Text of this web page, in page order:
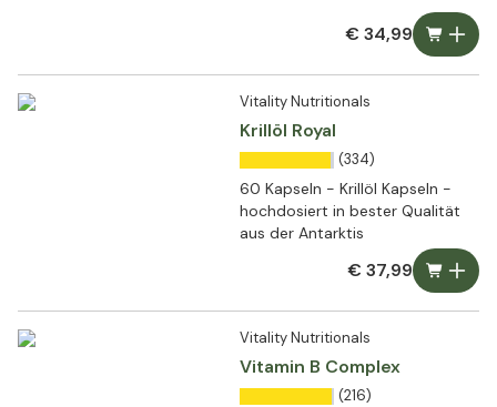
€ 34,99
Vitality Nutritionals
Krillöl Royal
(334)
60 Kapseln - Krillöl Kapseln -
hochdosiert in bester Qualität
aus der Antarktis
€ 37,99
Vitality Nutritionals
Vitamin B Complex
(216)